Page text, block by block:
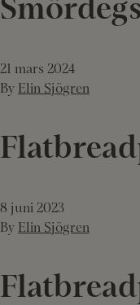
21 mars 2024
By Elin Sjögren
8 juni 2023
By Elin Sjögren